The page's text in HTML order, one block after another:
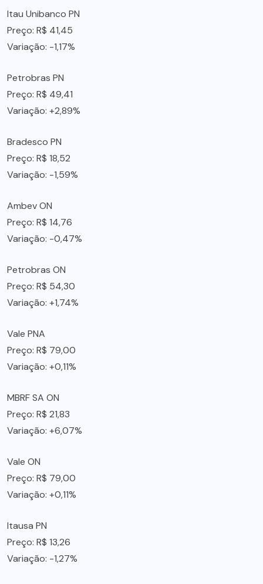
Itau Unibanco PN
Preço: R$ 41,45
Variação: -1,17%
Petrobras PN
Preço: R$ 49,41
Variação: +2,89%
Bradesco PN
Preço: R$ 18,52
Variação: -1,59%
Ambev ON
Preço: R$ 14,76
Variação: -0,47%
Petrobras ON
Preço: R$ 54,30
Variação: +1,74%
Vale PNA
Preço: R$ 79,00
Variação: +0,11%
MBRF SA ON
Preço: R$ 21,83
Variação: +6,07%
Vale ON
Preço: R$ 79,00
Variação: +0,11%
Itausa PN
Preço: R$ 13,26
Variação: -1,27%